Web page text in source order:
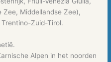
Zee, Middellandse Zee),
Zuid-Tirol.
Alpen in het noorden